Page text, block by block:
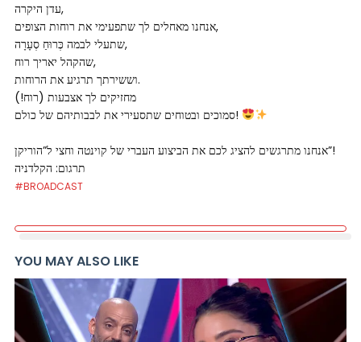
עדן היקרה,
אנחנו מאחלים לך שתפעימי את רוחות הצופים,
שתעלי לבמה כְּרוּחַ סְעָרָה,
שהקהל יאריך רוח,
וששירתך תרגיע את הרוחות.
מחזיקים לך אצבעות (רוח!)
סמוכים ובטוחים שתסעירי את לבבותיהם של כולם!
אנחנו מתרגשים להציג לכם את הביצוע העברי של קוינטה וחצי ל”הוריקן”!
תרגום: הקלדניה
#BROADCAST
YOU MAY ALSO LIKE